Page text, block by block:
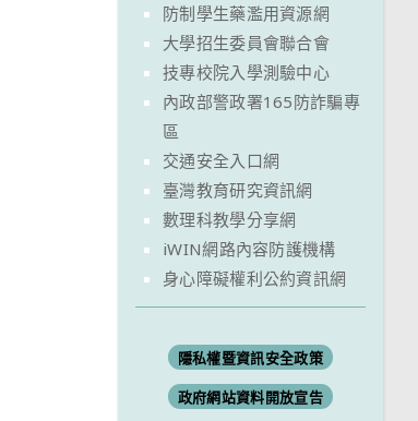
防制學生藥濫用資源網
大學招生委員會聯合會
技專校院入學測驗中心
內政部警政署165防詐騙專
區
交通安全入口網
臺灣教育研究資訊網
數理科教學分享網
iWIN網路內容防護機構
身心障礙權利公約資訊網
隱私權暨資訊安全政策
政府網站資料開放宣告